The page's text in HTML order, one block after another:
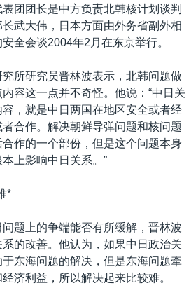
团团长是中方负责北韩核计划谈判
武大伟，日本方面由外务省副外相
全会谈2004年2月在东京举行。
所研究员晋林波表示，北韩问题做
容这一点并不奇怪。他说：“中日关
，就是中日两国在地区安全或者经
合作。解决朝鲜导弹问题和核问题
作的一个部份，但是这个问题本身
上影响中日关系。”
*
题上的争端能否有所缓解，晋林波
的改善。他认为，如果中日政治关
东海问题的解决，但是东海问题牵
济利益，所以解决起来比较难。